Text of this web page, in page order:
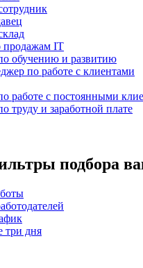
продажам IT
обучению и развитию
по работе с клиентами
работе с постоянными
труду и заработной плате
подбора
три дня